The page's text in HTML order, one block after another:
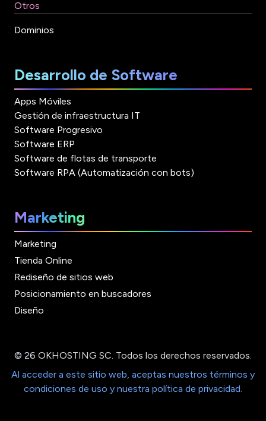
Otros
Dominios
Desarrollo de Software
Apps Móviles
Gestión de infraestructura IT
Software Progresivo
Software ERP
Software de flotas de transporte
Software RPA (Automatización con bots)
Marketing
Marketing
Tienda Online
Rediseño de sitios web
Posicionamiento en buscadores
Diseño
© 26 OKHOSTING SC. Todos los derechos reservados.
Al acceder a este sitio web, aceptas nuestros términos y
condiciones de uso y nuestra política de privacidad.